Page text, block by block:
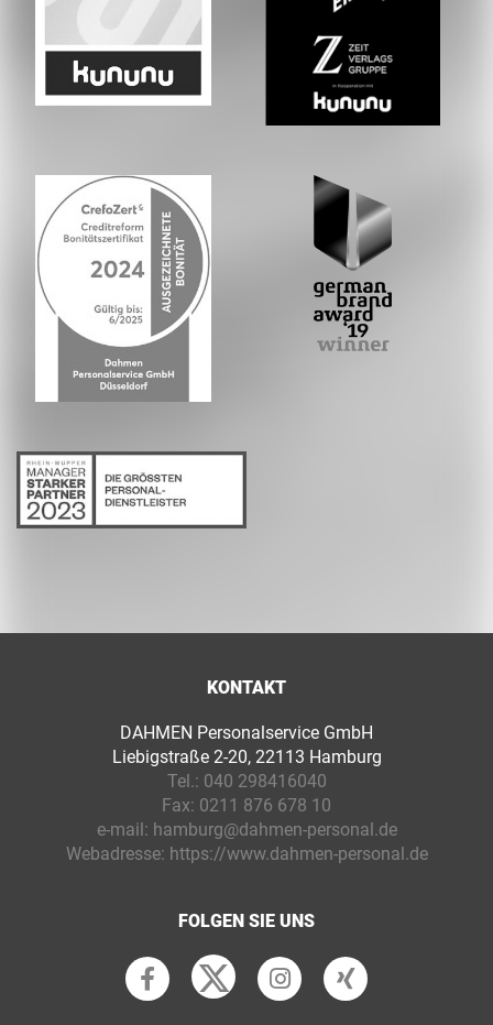
KONTAKT
DAHMEN Personalservice GmbH
Liebigstraße 2-20, 22113 Hamburg
Tel.: 040 298416040
Fax: 0211 876 678 10
e-mail: hamburg@dahmen-personal.de
Webadresse: https://www.dahmen-personal.de
FOLGEN SIE UNS